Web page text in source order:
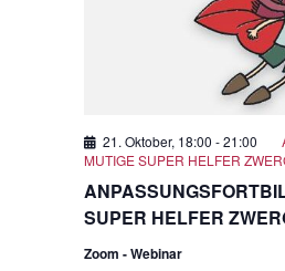
SUPER HELFER
21. Oktober, 18:00 -21:00
MUTIGE SUPER HELFER
Zoom - Webinar